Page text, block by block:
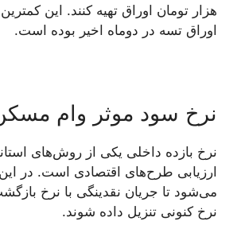
هزار تومان اوراق تهیه کنند. این
اوراق تسه در دوماه اخیر بوده است.
نرخ سود موثر وام
نرخ بازده داخلی یکی از روش‌های
ارزیابی طرح‌های اقتصادی است. در
می‌شود تا جریان نقدینگی با نرخ
نرخ کنونی تنزیل داده شوند.